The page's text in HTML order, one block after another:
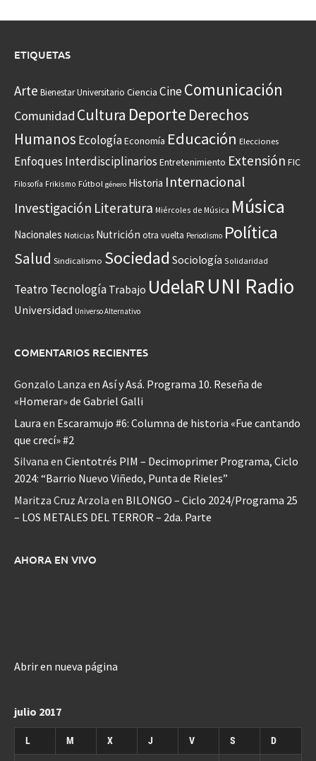
ETIQUETAS
Arte Bienestar Universitario Ciencia CineComunicación
Comunidad Cultura Deporte Derechos
Humanos EcologíaEconomía Educación Elecciones
Enfoques Interdisciplinarios Entretenimiento Extensión FIC
Filosofía Frikismo Fútbol género Historia Internacional
Investigación Literatura Miércoles de Música Música
Nacionales Noticias Nutrición otra vuelta Periodismo Política
Salud Sindicalismo Sociedad Sociología Solidaridad
Teatro Tecnología Trabajo UdelaRUNI Radio
Universidad Universo Alternativo
COMENTARIOS RECIENTES
Gonzalo Lanza en Así y Asá. Programa 10. Reseña de
«Homerar» de Gabriel Galli
Laura en Escaramujo #6: Columna de historia «Fue cantando
que crecí» #2
Silvana en Cientotrés PIM – Decimoprimer Programa, Ciclo
2024: “Barrio Nuevo Viñedo, Punta de Rieles”
Maritza Cruz Arzola en BILONGO – Ciclo 2024/Programa 25
– LOS METALES DEL TERROR – 2da. Parte
AHORA EN VIVO
Abrir en nueva página
julio 2017
L M X J V S D